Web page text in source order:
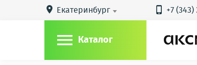
 Екатеринбург  +7 (343)
 Каталог